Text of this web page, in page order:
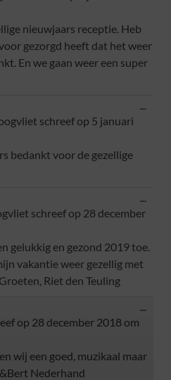
nieuwjaars receptie. Heb
gezorgd heeft dat het weer
En we gaan weer een super
schreef op 5 januari
bedankt voor de gezellige
...
schreef op 28 december
gelukkig en gezond 2019 toe.
vakantie weer gezellig met
Riet den Teuling
...
op 28 december 2018 om
wij een goed, muzikaal maar
Nederhand
...